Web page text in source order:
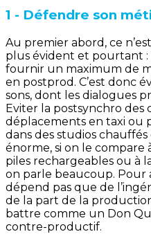
1 - Défendre son
Au premier abord, ce
plus évident et pourtant :
fournir un maximum de
en postprod. C’est donc
sons, dont les dialogues
Eviter la postsynchro des
déplacements en taxi ou
dans des studios chauffés
énorme, si on le compare
piles rechargeables ou à
on parle beaucoup. Pour
dépend pas que de
de la part de la
battre comme un Don
contre-productif.